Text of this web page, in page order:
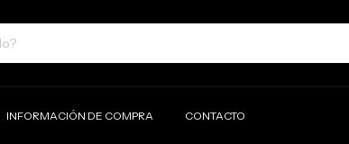
INFORMACIÓN DE COMPRA CONTACTO